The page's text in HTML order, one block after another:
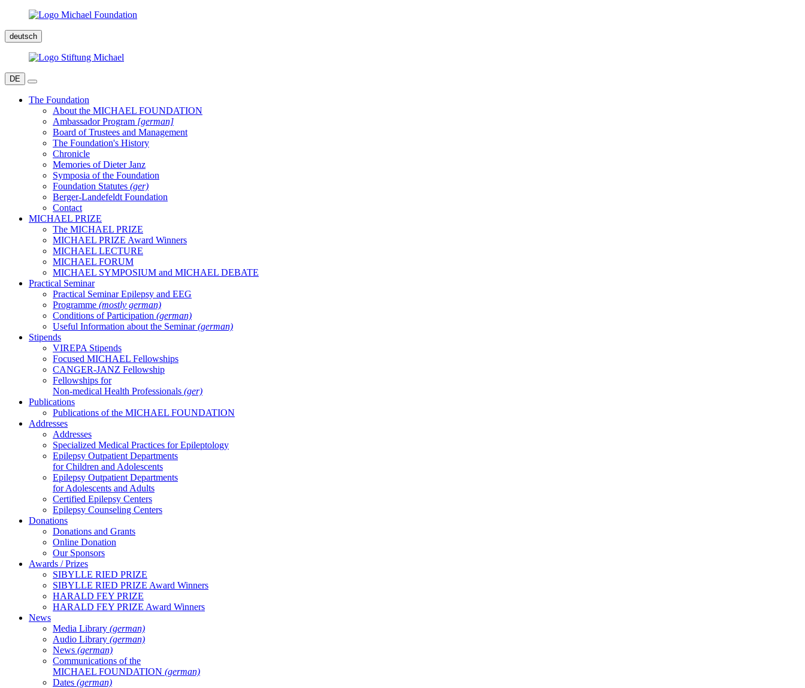
deutsch
DE
The Foundation
About the MICHAEL FOUNDATION
Ambassador Program [german]
Board of Trustees and Management
The Foundation's History
Chronicle
Memories of Dieter Janz
Symposia of the Foundation
Foundation Statutes (ger)
Berger-Landefeldt Foundation
Contact
MICHAEL PRIZE
The MICHAEL PRIZE
MICHAEL PRIZE Award Winners
MICHAEL LECTURE
MICHAEL FORUM
MICHAEL SYMPOSIUM and MICHAEL DEBATE
Practical Seminar
Practical Seminar Epilepsy and EEG
Programme (mostly german)
Conditions of Participation (german)
Useful Information about the Seminar(german)
Stipends
VIREPA Stipends
Focused MICHAEL Fellowships
CANGER-JANZ Fellowship
Fellowships for
Non-medical Health Professionals (ger)
Publications
Publications of the MICHAEL FOUNDATION
Addresses
Addresses
Specialized Medical Practices for Epileptology
Epilepsy Outpatient Departments
for Children and Adolescents
Epilepsy Outpatient Departments
for Adolescents and Adults
Certified Epilepsy Centers
Epilepsy Counseling Centers
Donations
Donations and Grants
Online Donation
Our Sponsors
Awards / Prizes
SIBYLLE RIED PRIZE
SIBYLLE RIED PRIZE Award Winners
HARALD FEY PRIZE
HARALD FEY PRIZE Award Winners
News
Media Library (german)
Audio Library (german)
News (german)
Communications of the
MICHAEL FOUNDATION (german)
Dates (german)